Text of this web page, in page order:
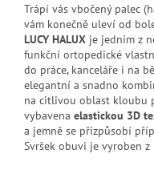
Trápí vás vbočený palec
vám konečně uleví od
LUCY HALUX je jedním z
funkční ortopedické
do práce, kanceláře i na
elegantní a snadno
na citlivou oblast kloubu
vybavena elastickou 3D
a jemně se přizpůsobí
Svršek obuvi je vyroben